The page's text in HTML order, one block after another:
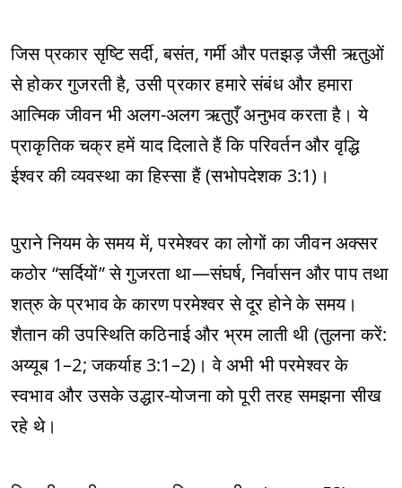
जिस प्रकार सृष्टि सर्दी, बसंत, गर्मी और पतझड़ जैसी ऋतुओं
से होकर गुजरती है, उसी प्रकार हमारे संबंध और हमारा
आत्मिक जीवन भी अलग-अलग ऋतुएँ अनुभव करता है। ये
प्राकृतिक चक्र हमें याद दिलाते हैं कि परिवर्तन और वृद्धि
ईश्वर की व्यवस्था का हिस्सा हैं (सभोपदेशक 3:1)।
पुराने नियम के समय में, परमेश्वर का लोगों का जीवन अक्सर
कठोर “सर्दियों” से गुजरता था—संघर्ष, निर्वासन और पाप तथा
शत्रु के प्रभाव के कारण परमेश्वर से दूर होने के समय।
शैतान की उपस्थिति कठिनाई और भ्रम लाती थी (तुलना करें:
अय्यूब 1–2; जकर्याह 3:1–2)। वे अभी भी परमेश्वर के
स्वभाव और उसके उद्धार-योजना को पूरी तरह समझना सीख
रहे थे।